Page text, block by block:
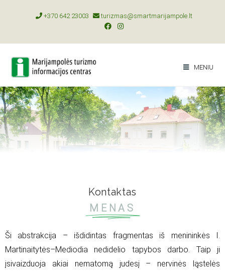
+370 642 23003 turizmas@smartmarijampole.lt
MENIU
Kontaktas
MENAS
Ši abstrakcija – išdidintas fragmentas iš menininkės I.
Martinaitytės–Mediodia nedidelio tapybos darbo. Taip ji
įsivaizduoja akiai nematomą judesį – nervinės ląstelės